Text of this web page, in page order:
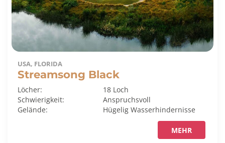
USA, FLORIDA
Streamsong Black
Löcher:
18 Loch
Schwierigkeit:
Anspruchsvoll
Gelände:
HügeligWasserhindernisse
MEHR